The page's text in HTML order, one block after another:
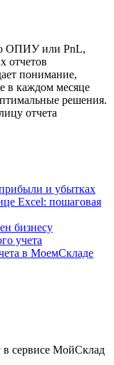
ОПИУ или PnL,
отчетов
понимание,
в каждом месяце
решения.
отчета
и убытках
Excel: пошаговая
бизнесу
учета
в МоемСкладе
в сервисе МойСклад